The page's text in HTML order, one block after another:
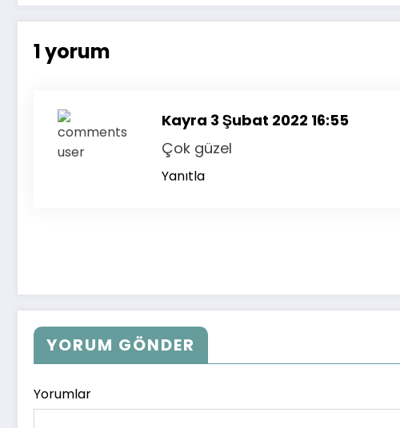
1 yorum
Kayra 3 Şubat 2022 16:55
Çok güzel
Yanıtla
YORUM GÖNDER
Yorumlar